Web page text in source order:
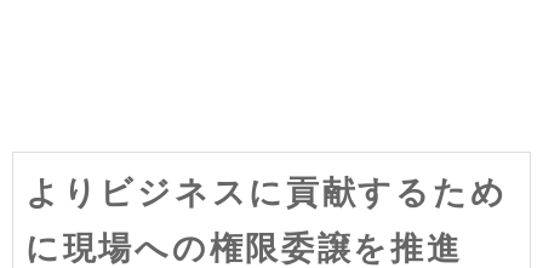
よりビジネスに貢献するため
に現場への権限委譲を推進